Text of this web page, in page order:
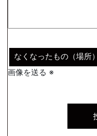
なくなったもの（場所
画像を送る ※